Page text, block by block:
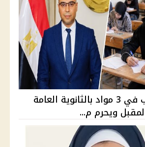
التعليم: الراسب في 3 مواد بالثانوية العامة
ويحرم م...